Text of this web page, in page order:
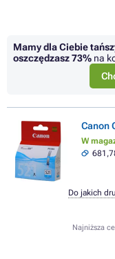
Mamy dla Ciebie
oszczędzasz73% na
Canon
W
Najniższa
Do jakich